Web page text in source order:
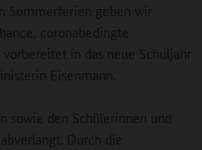
Sommerferien geben wir
coronabedingte
in das neue Schuljahr
Eisenmann.
sowie den Schülerinnen und
Durch die